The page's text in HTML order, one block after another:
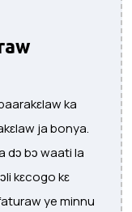
ka
ja bonya.
dɔ bɔ waati la
kɛcogo kɛ
ye minnu